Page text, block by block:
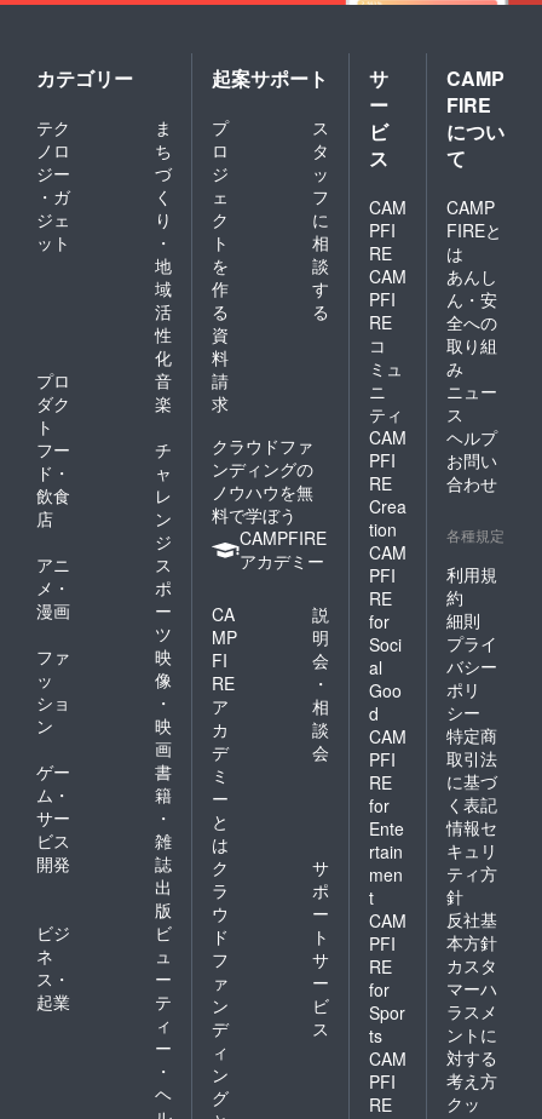
カテゴリー
テク
ノロ
ジー
・ガ
ジェ
ット
ま
ち
づ
く
り
・
地
域
活
性
化
プロ
ダク
ト
音
楽
フー
ド・
飲食
店
チ
ャ
レ
ン
ジ
アニ
メ・
漫画
ス
ポ
ー
ツ
ファ
ッ
ショ
ン
映
像
・
映
画
ゲー
ム・
サー
ビス
開発
書
籍
・
雑
誌
出
版
ビジ
ネ
ス・
起業
ビ
ュ
ー
テ
ィ
ー
・
ヘ
起案サポート
プ
ロ
ジ
ェ
ク
ト
を
作
る
ス
タ
ッ
フ
に
相
談
す
る
資
料
請
求
クラウドファ
ンディングの
ノウハウを無
料で学ぼう
CAMPFIRE
アカデミー
CA
MP
FI
RE
ア
カ
デ
ミ
ー
と
は
説
明
会
・
相
談
会
ク
ラ
ウ
ド
フ
ァ
ン
デ
ィ
ン
グ
サ
ポ
ー
ト
サ
ー
ビ
ス
サ
ー
ビ
ス
CAM
PFI
RE
CAM
PFI
RE
コ
ミュ
ニ
ティ
CAM
PFI
RE
Crea
tion
CAM
PFI
RE
for
Soci
al
Goo
d
CAM
PFI
RE
for
Ente
rtain
men
t
CAM
PFI
RE
for
Spor
ts
CAM
PFI
RE
CAMP
FIRE
につい
て
CAMP
FIREと
は
あんし
ん・安
全への
取り組
み
ニュー
ス
ヘルプ
お問い
合わせ
各種規定
利用規
約
細則
プライ
バシー
ポリ
シー
特定商
取引法
に基づ
く表記
情報セ
キュリ
ティ方
針
反社基
本方針
カスタ
マーハ
ラスメ
ントに
対する
考え方
クッ